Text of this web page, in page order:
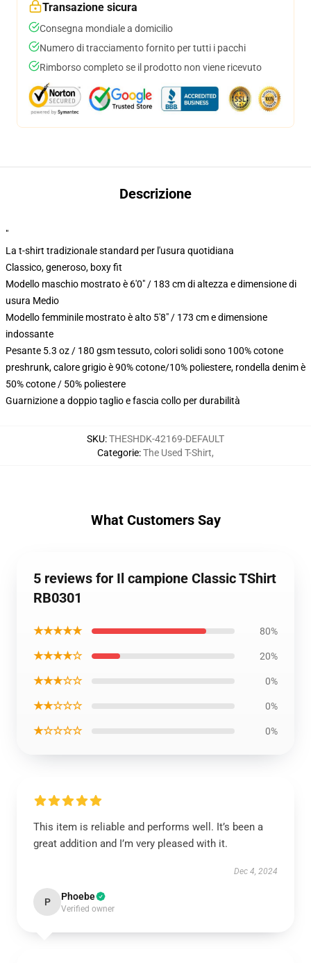
Transazione sicura
Consegna mondiale a domicilio
Numero di tracciamento fornito per tutti i pacchi
Rimborso completo se il prodotto non viene ricevuto
Descrizione
"
La t-shirt tradizionale standard per l'usura quotidiana
Classico, generoso, boxy fit
Modello maschio mostrato è 6'0" / 183 cm di altezza e dimensione di
usura Medio
Modello femminile mostrato è alto 5'8" / 173 cm e dimensione
indossante
Pesante 5.3 oz / 180 gsm tessuto, colori solidi sono 100% cotone
preshrunk, calore grigio è 90% cotone/10% poliestere, rondella denim è
50% cotone / 50% poliestere
Guarnizione a doppio taglio e fascia collo per durabilità
SKU:THESHDK-42169-DEFAULT
Categorie:The Used T-Shirt,
What Customers Say
5 reviews for Il campione Classic TShirt
RB0301
★★★★★ 80%
★★★★☆ 20%
★★★☆☆ 0%
★★☆☆☆ 0%
★☆☆☆☆ 0%
This item is reliable and performs well. It’s been a
great addition and I’m very pleased with it.
Dec 4, 2024
P Phoebe
Verified owner